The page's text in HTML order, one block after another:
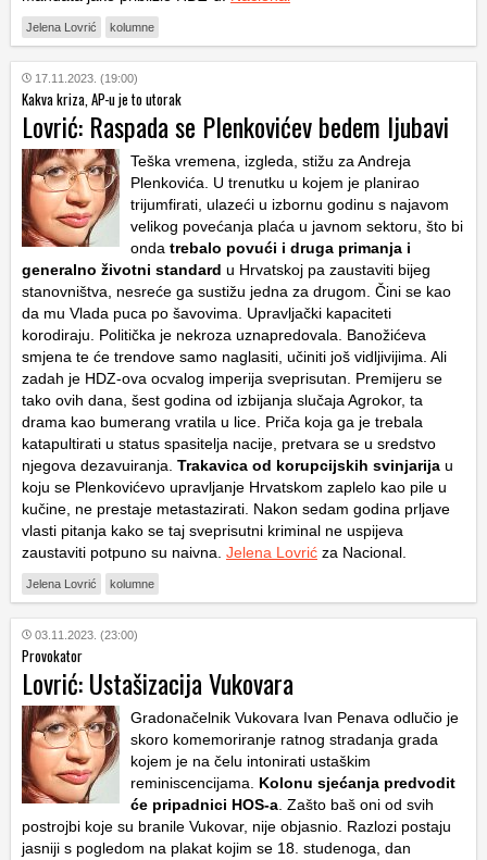
Jelena Lovrić kolumne
17.11.2023. (19:00)
Kakva kriza, AP-u je to utorak
Lovrić: Raspada se Plenkovićev bedem ljubavi
Teška vremena, izgleda, stižu za Andreja
Plenkovića. U trenutku u kojem je planirao
trijumfirati, ulazeći u izbornu godinu s najavom
velikog povećanja plaća u javnom sektoru, što bi
onda trebalo povući i druga primanja i
generalno životni standard u Hrvatskoj pa zaustaviti bijeg
stanovništva, nesreće ga sustižu jedna za drugom. Čini se kao
da mu Vlada puca po šavovima. Upravljački kapaciteti
korodiraju. Politička je nekroza uznapredovala. Banožićeva
smjena te će trendove samo naglasiti, učiniti još vidljivijima. Ali
zadah je HDZ-ova ocvalog imperija sveprisutan. Premijeru se
tako ovih dana, šest godina od izbijanja slučaja Agrokor, ta
drama kao bumerang vratila u lice. Priča koja ga je trebala
katapultirati u status spasitelja nacije, pretvara se u sredstvo
njegova dezavuiranja. Trakavica od korupcijskih svinjarija u
koju se Plenkovićevo upravljanje Hrvatskom zaplelo kao pile u
kučine, ne prestaje metastazirati. Nakon sedam godina prljave
vlasti pitanja kako se taj sveprisutni kriminal ne uspijeva
zaustaviti potpuno su naivna. Jelena Lovrić za Nacional.
Jelena Lovrić kolumne
03.11.2023. (23:00)
Provokator
Lovrić: Ustašizacija Vukovara
Gradonačelnik Vukovara Ivan Penava odlučio je
skoro komemoriranje ratnog stradanja grada
kojem je na čelu intonirati ustaškim
reminiscencijama. Kolonu sjećanja predvodit
će pripadnici HOS-a . Zašto baš oni od svih
postrojbi koje su branile Vukovar, nije objasnio. Razlozi postaju
jasniji s pogledom na plakat kojim se 18. studenoga, dan